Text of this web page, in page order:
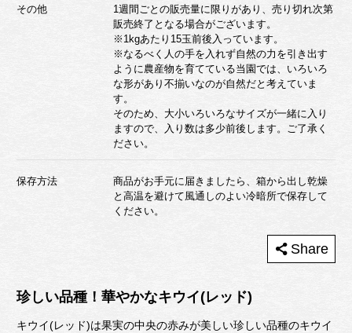
その他
1週間ごとの販売量に限りがあり、売り切れ次第
販売終了となる場合がございます。
※1kgあたり15玉前後入っています。
※なるべく人の手を入れず自然の力を引き出す
ように農産物を育てている当園では、いろいろ
な形があり不揃いなのが自然だと考えていま
す。
そのため、大小いろいろなサイズが一緒に入り
ますので、入り数は多少前後します。ご了承く
ださい。
保存方法
商品がお手元に届きましたら、箱から出し乾燥
と高温を避けて風通しのよい冷暗所で保存して
ください。
Share
コピーしました
珍しい品種！華やかなキウイ(レッド)
キウイ(レッド)は果実の中央の赤みが美しい珍しい品種のキウイ